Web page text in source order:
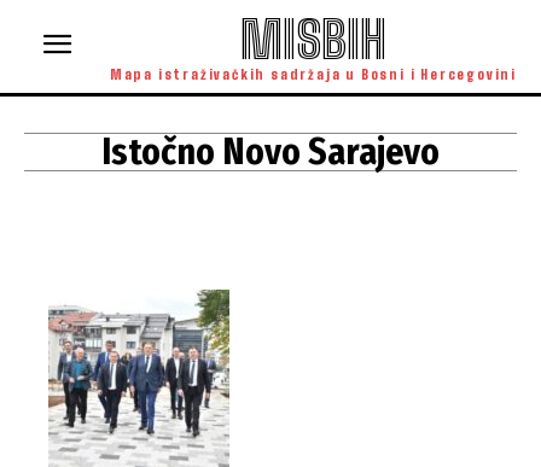
MISBIH
Mapa istraživačkih sadržaja u Bosni i Hercegovini
Istočno Novo Sarajevo